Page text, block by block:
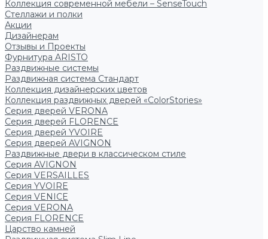
Коллекция современной мебели – SenseTouch
Стеллажи и полки
Акции
Дизайнерам
Отзывы и Проекты
Фурнитура ARISTO
Раздвижные системы
Раздвижная система Стандарт
Коллекция дизайнерских цветов
Коллекция раздвижных дверей «ColorStories»
Серия дверей VERONA
Серия дверей FLORENCE
Серия дверей YVOIRE
Серия дверей AVIGNON
Раздвижные двери в классическом стиле
Серия AVIGNON
Серия VERSAILLES
Серия YVOIRE
Серия VENICE
Серия VERONA
Серия FLORENCE
Царство камней